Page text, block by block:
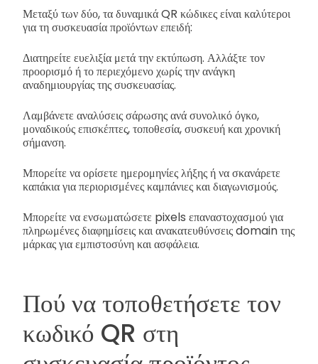
Μεταξύ των δύο, τα δυναμικά QR κώδικες είναι καλύτεροι
για τη συσκευασία προϊόντων επειδή:
Διατηρείτε ευελιξία μετά την εκτύπωση. Αλλάξτε τον
προορισμό ή το περιεχόμενο χωρίς την ανάγκη
αναδημιουργίας της συσκευασίας.
Λαμβάνετε αναλύσεις σάρωσης ανά συνολικό όγκο,
μοναδικούς επισκέπτες, τοποθεσία, συσκευή και χρονική
σήμανση.
Μπορείτε να ορίσετε ημερομηνίες λήξης ή να σκανάρετε
καπάκια για περιορισμένες καμπάνιες και διαγωνισμούς.
Μπορείτε να ενσωματώσετε pixels επαναστοχασμού για
πληρωμένες διαφημίσεις και ανακατευθύνσεις domain της
μάρκας για εμπιστοσύνη και ασφάλεια.
Πού να τοποθετήσετε τον
κωδικό QR στη